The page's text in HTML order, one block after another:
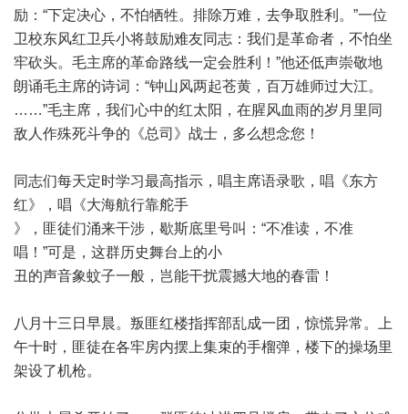
励：“下定决心，不怕牺牲。排除万难，去争取胜利。”一位
卫校东风红卫兵小将鼓励难友同志：我们是革命者，不怕坐
牢砍头。毛主席的革命路线一定会胜利！”他还低声崇敬地
朗诵毛主席的诗词：“钟山风两起苍黄，百万雄师过大江。
……”毛主席，我们心中的红太阳，在腥风血雨的岁月里同
敌人作殊死斗争的《总司》战士，多么想念您！
同志们每天定时学习最高指示，唱主席语录歌，唱《东方
红》，唱《大海航行靠舵手
》，匪徒们涌来干涉，歇斯底里号叫：“不准读，不准
唱！”可是，这群历史舞台上的小
丑的声音象蚊子一般，岂能干扰震撼大地的春雷！
八月十三日早晨。叛匪红楼指挥部乱成一团，惊慌异常。上
午十时，匪徒在各牢房内摆上集束的手榴弹，楼下的操场里
架设了机枪。